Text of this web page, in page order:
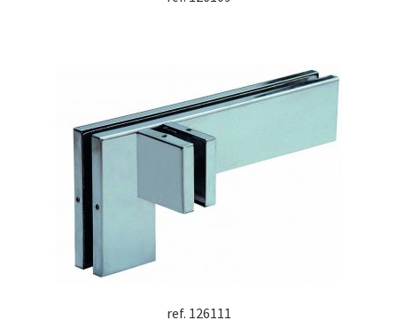
ref. 126111